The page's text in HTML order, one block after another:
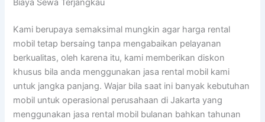
Biaya Sewa Terjangkau
Kami berupaya semaksimal mungkin agar harga rental
mobil tetap bersaing tanpa mengabaikan pelayanan
berkualitas, oleh karena itu, kami memberikan diskon
khusus bila anda menggunakan jasa rental mobil kami
untuk jangka panjang. Wajar bila saat ini banyak kebutuhan
mobil untuk operasional perusahaan di Jakarta yang
menggunakan jasa rental mobil bulanan bahkan tahunan